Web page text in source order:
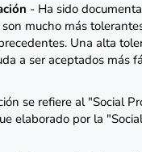
- Ha sido
mucho más
Una alta
a ser aceptados más
se refiere al "Social
elaborado por la